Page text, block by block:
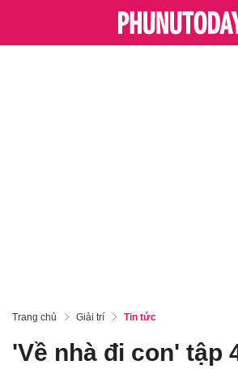
Trang chủ Giải trí Tin tức
'Về nhà đi con' tập